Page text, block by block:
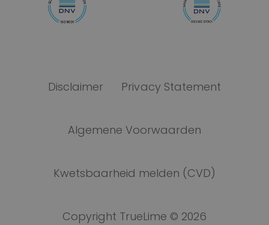
Disclaimer Privacy Statement
Algemene Voorwaarden
Kwetsbaarheid melden (CVD)
Copyright TrueLime © 2026